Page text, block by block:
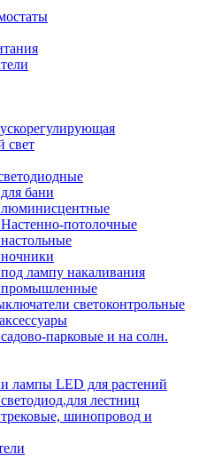
свет
бани
потолочные
лампу накаливания
промышленные
светоконтрольные
парковые и на солн.
лампы LED для растений
лестниц
шинопровод и